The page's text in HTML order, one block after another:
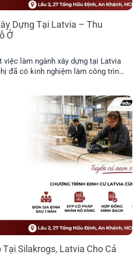
Dựng Tại Latvia – Thu
Ở
việc làm ngành xây dựng tại Latvia
đã có kinh nghiệm làm công trình
anh [...]
Silakrogs, Latvia Cho Cả